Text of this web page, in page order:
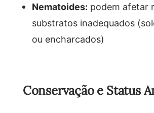
Nematoides: podem afetar
substratos inadequados
ou encharcados)
Conservação e Status